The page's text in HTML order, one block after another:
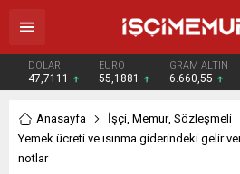
DOLAR
47,7111
EURO
55,1881
GRAM ALTIN
6.660,55
Anasayfa İşçi, Memur, Sözleşmeli
Yemek ücreti ve ısınma giderindeki gelir
notlar